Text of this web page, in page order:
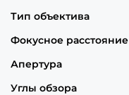
Тип объектива
Фокусное расстояние
Апертура
Углы обзора